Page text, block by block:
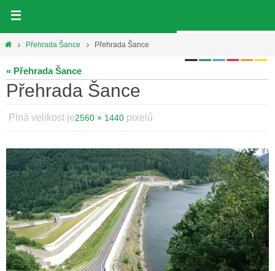
obsahHomePřehrada Šance Přehrada Šance
« Přehrada Šance
Přehrada Šance
Plná velikost je2560 × 1440 pixelů